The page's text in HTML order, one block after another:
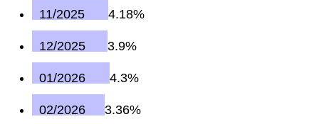
11/2025 4.18%
12/2025 3.9%
01/2026 4.3%
02/2026 3.36%